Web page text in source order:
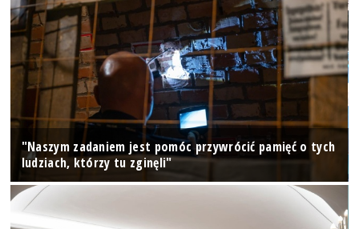
"Naszym zadaniem jest pomóc przywrócić pamięć o tych
ludziach, którzy tu zginęli"